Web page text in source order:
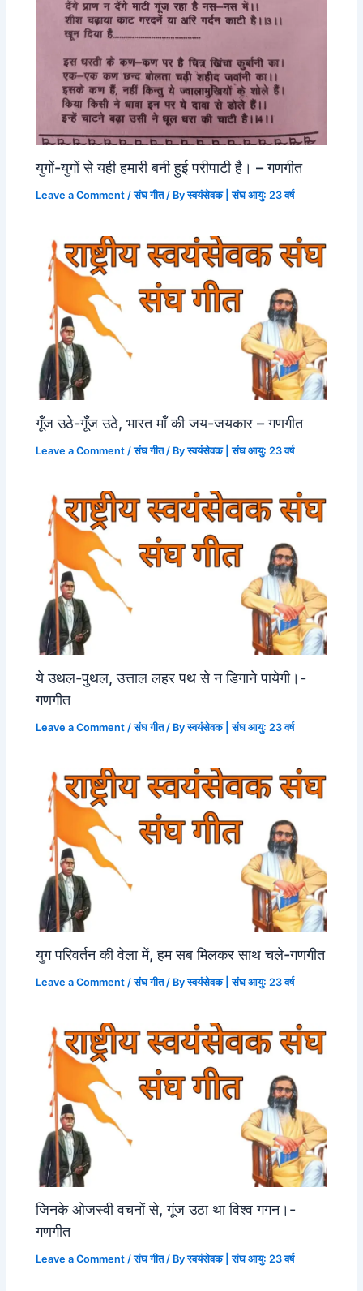
युगों-युगों से यही हमारी बनी हुई परीपाटी है। – गणगीत
Leave a Comment /संघ गीत/ Byस्वयंसेवक | संघ आयु: 23 वर्ष
गूँज उठे-गूँज उठे, भारत माँ की जय-जयकार – गणगीत
Leave a Comment /संघ गीत/ Byस्वयंसेवक | संघ आयु: 23 वर्ष
ये उथल-पुथल, उत्ताल लहर पथ से न डिगाने पायेगी।-
गणगीत
Leave a Comment /संघ गीत/ Byस्वयंसेवक | संघ आयु: 23 वर्ष
युग परिवर्तन की वेला में, हम सब मिलकर साथ चले-गणगीत
Leave a Comment /संघ गीत/ Byस्वयंसेवक | संघ आयु: 23 वर्ष
जिनके ओजस्वी वचनों से, गूंज उठा था विश्व गगन।-
गणगीत
Leave a Comment /संघ गीत/ Byस्वयंसेवक | संघ आयु: 23 वर्ष